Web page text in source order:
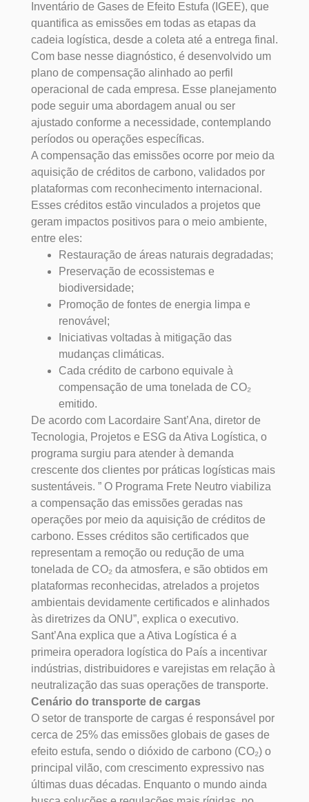
Inventário de Gases de Efeito Estufa (IGEE), que
quantifica as emissões em todas as etapas da
cadeia logística, desde a coleta até a entrega final.
Com base nesse diagnóstico, é desenvolvido um
plano de compensação alinhado ao perfil
operacional de cada empresa. Esse planejamento
pode seguir uma abordagem anual ou ser
ajustado conforme a necessidade, contemplando
períodos ou operações específicas.
A compensação das emissões ocorre por meio da
aquisição de créditos de carbono, validados por
plataformas com reconhecimento internacional.
Esses créditos estão vinculados a projetos que
geram impactos positivos para o meio ambiente,
entre eles:
Restauração de áreas naturais degradadas;
Preservação de ecossistemas e
biodiversidade;
Promoção de fontes de energia limpa e
renovável;
Iniciativas voltadas à mitigação das
mudanças climáticas.
Cada crédito de carbono equivale à
compensação de uma tonelada de CO₂
emitido.
De acordo com Lacordaire Sant’Ana, diretor de
Tecnologia, Projetos e ESG da Ativa Logística, o
programa surgiu para atender à demanda
crescente dos clientes por práticas logísticas mais
sustentáveis. ” O Programa Frete Neutro viabiliza
a compensação das emissões geradas nas
operações por meio da aquisição de créditos de
carbono. Esses créditos são certificados que
representam a remoção ou redução de uma
tonelada de CO₂ da atmosfera, e são obtidos em
plataformas reconhecidas, atrelados a projetos
ambientais devidamente certificados e alinhados
às diretrizes da ONU”, explica o executivo.
Sant’Ana explica que a Ativa Logística é a
primeira operadora logística do País a incentivar
indústrias, distribuidores e varejistas em relação à
neutralização das suas operações de transporte.
Cenário do transporte de cargas
O setor de transporte de cargas é responsável por
cerca de 25% das emissões globais de gases de
efeito estufa, sendo o dióxido de carbono (CO₂) o
principal vilão, com crescimento expressivo nas
últimas duas décadas. Enquanto o mundo ainda